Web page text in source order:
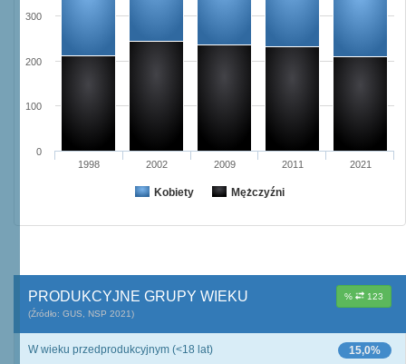
Kobiety Mężczyźni
1998 2002 2009 2011 2021
0
100
200
300
% 123
PRODUKCYJNE GRUPY WIEKU
(Źródło: GUS, NSP 2021)
15,0%
W wieku przedprodukcyjnym (<18 lat)